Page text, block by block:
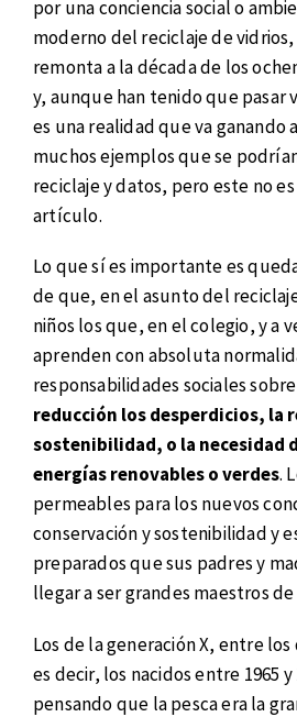
por una conciencia social o
moderno del reciclaje de
remonta a la década de los
y, aunque han tenido que pasar
es una realidad que va ganando
muchos ejemplos que se
reciclaje y datos, pero este no
artículo.
Lo que sí es importante es
de que, en el asunto del
niños los que, en el colegio, y a
aprenden con absoluta
responsabilidades sociales sobre
reducción los desperdicios, la
sostenibilidad, o la necesidad
energías renovables o verdes.
permeables para los nuevos
conservación y sostenibilidad y
preparados que sus padres y
llegar a ser grandes maestros
Los de la generación X, entre
es decir, los nacidos entre 1965
pensando que la pesca era la